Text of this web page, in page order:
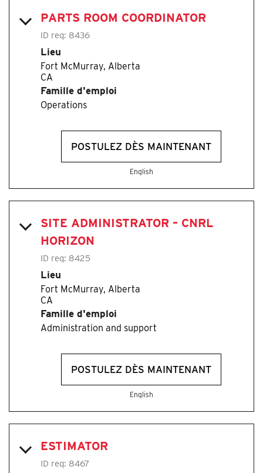
PARTS ROOM COORDINATOR
ID req: 8436
Lieu
Fort McMurray, Alberta
Famille d'emploi
Operations
POSTULEZ DÈS MAINTENANT
English
SITE ADMINISTRATOR – CNRL
HORIZON
ID req: 8425
Lieu
Fort McMurray, Alberta
Famille d'emploi
Administration and support
POSTULEZ DÈS MAINTENANT
English
ESTIMATOR
ID req: 8467